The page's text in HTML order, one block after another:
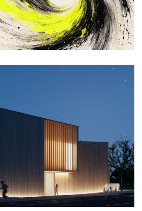
Altres,Joventut
Comarcal Del Baix
Aprova Inicialment El
De La Nova Seu